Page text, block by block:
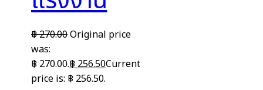
฿270.00Original price
was:
฿ 270.00.฿ 256.50Current
price is: ฿ 256.50.